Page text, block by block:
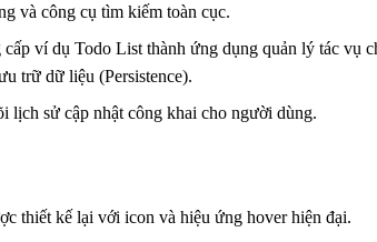
và công cụ tìm kiếm toàn cục.
cấp ví dụ Todo List thành ứng dụng quản lý tác vụ
trữ dữ liệu (Persistence).
lịch sử cập nhật công khai cho người dùng.
thiết kế lại với icon và hiệu ứng hover hiện đại.